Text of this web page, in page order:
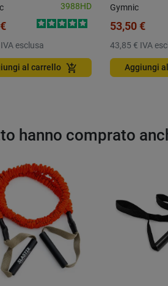
3988HD
IVA esclusa
al carrello add_shopping_cart
Gymnic
53,50 €
43,85 € IVA
Aggiungi
hanno comprato